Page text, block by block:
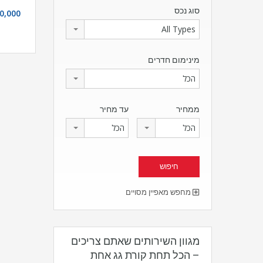
סוג נכס
All Types
מינימום חדרים
הכל
ממחיר
הכל
עד מחיר
הכל
מחפש מאפיין מסויים
מגוון השירותים שאתם צריכים
– הכל תחת קורת גג אחת